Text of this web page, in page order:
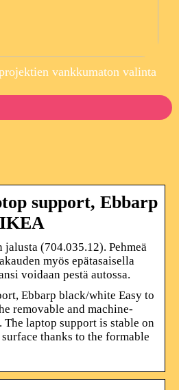
vankkumaton valinta
support, Ebbarp
(704.035.12). Pehmeä
myös epätasaisella
voidaan pestä autossa.
Ebbarp black/white Easy to
removable and machine-
laptop support is stable on
thanks to the formable